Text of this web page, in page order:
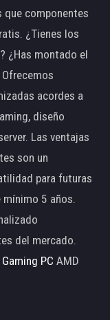
que componentes
¿Tienes los
¿Has montado el
acordes a
diseño
Las ventajas
son un
para futuras
5 años.
del mercado.
PC AMD